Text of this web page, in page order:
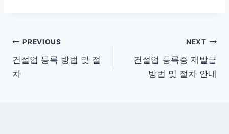
글
탐
PREVIOUS
건설업 등록 방법 및 절
차
NEXT
건설업 등록증 재발급
방법 및 절차 안내